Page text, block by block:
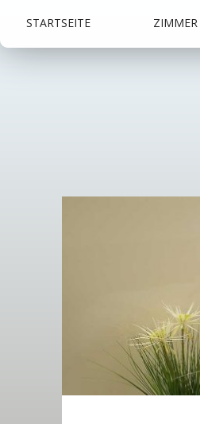
STARTSEITE ZIMMER